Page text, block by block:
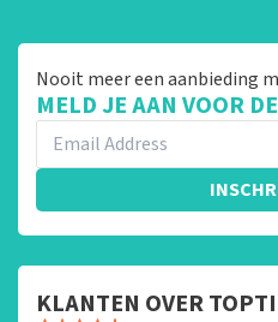
Nooit meer een aanbieding
MELD JE AAN VOOR
KLANTEN OVER